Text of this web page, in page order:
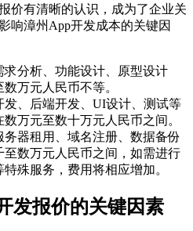
价有清晰的认识，成为了企业关
响漳州App开发成本的关键因
求分析、功能设计、原型设计
万元人民币不等。
发、后端开发、UI设计、测试等
万元至数十万元人民币之间。
务器租用、域名注册、数据备份
数万元人民币之间，如需进行
殊服务，费用将相应增加。
发报价的关键因素